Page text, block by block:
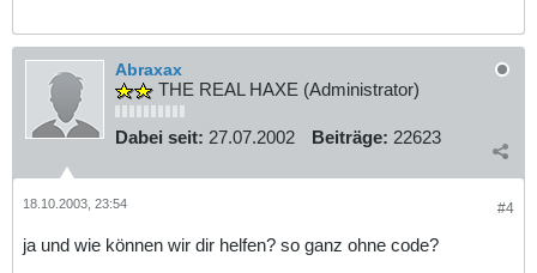
Abraxax
THE REAL HAXE (Administrator)
Dabei seit: 27.07.2002 Beiträge: 22623
#4
18.10.2003, 23:54
ja und wie können wir dir helfen? so ganz ohne code?